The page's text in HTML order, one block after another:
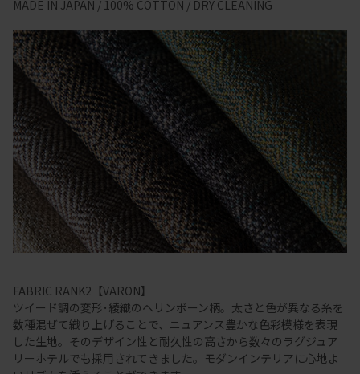
MADE IN JAPAN / 100% COTTON / DRY CLEANING
FABRIC RANK2【VARON】
ツイード調の変形･綾織のヘリンボーン柄。太さと色が異なる糸を
数種混ぜて織り上げることで、ニュアンス豊かな色彩模様を表現
した生地。そのデザイン性と耐久性の高さから数々のラグジュア
リーホテルでも採用されてきました。モダンインテリアに心地よ